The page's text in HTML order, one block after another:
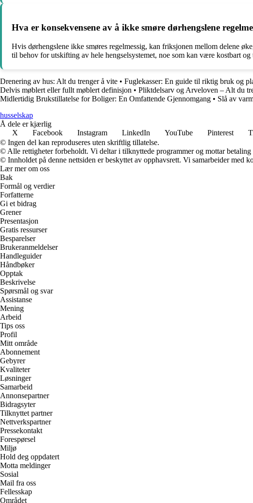
Hva er konsekvensene av å ikke smøre dørhengslene
Hvis dørhengslene ikke smøres regelmessig, kan friksjonen mellom delene
til behov for utskifting av hele hengselsystemet, noe som kan være kostbart
Drenering av hus: Alt du trenger å vite • Fuglekasser: En guide til riktig bruk og
Delvis møblert eller fullt møblert definisjon • Pliktdelsarv og Arveloven – Alt du
Midlertidig Brukstillatelse for Boliger: En Omfattende Gjennomgang • Slå av
husselskap
Å dele er kjærlig
X
Facebook Instagram LinkedIn YouTube Pinterest
© Ingen del kan reproduseres uten skriftlig tillatelse.
© Alle rettigheter forbeholdt. Vi deltar i tilknyttede programmer og mottar
© Innholdet på denne nettsiden er beskyttet av opphavsrett. Vi samarbeider med
Lær mer om oss
Bak
Formål og verdier
Forfatterne
Gi et bidrag
Grener
Presentasjon
Gratis ressurser
Besparelser
Brukeranmeldelser
Handleguider
Håndbøker
Opptak
Beskrivelse
Spørsmål og svar
Assistanse
Mening
Arbeid
Tips oss
Profil
Mitt område
Abonnement
Gebyrer
Kvaliteter
Løsninger
Samarbeid
Annonsepartner
Bidragsyter
Tilknyttet partner
Nettverkspartner
Pressekontakt
Forespørsel
Miljø
Hold deg oppdatert
Motta meldinger
Sosial
Mail fra oss
Fellesskap
Området